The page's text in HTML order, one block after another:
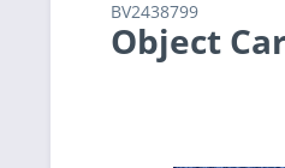
BV2438799
Object